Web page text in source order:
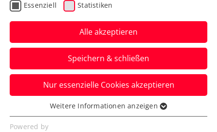
Weiterer Meilenstein: ÖTV
launcht eigene App
Seit dem 22. März 2024 ist die neue
Anwendung bei Google Play und im App
Store gratis downzuloaden.
Verfasst von: Manuel Wachta, 22.03.2024
Essenziell Statistiken
Alle akzeptieren
Speichern & schließen
Nur essenzielle Cookies akzeptieren
Essenziell
Essenzielle Cookies werden für grundlegende
Weitere Informationen anzeigen
Powered by